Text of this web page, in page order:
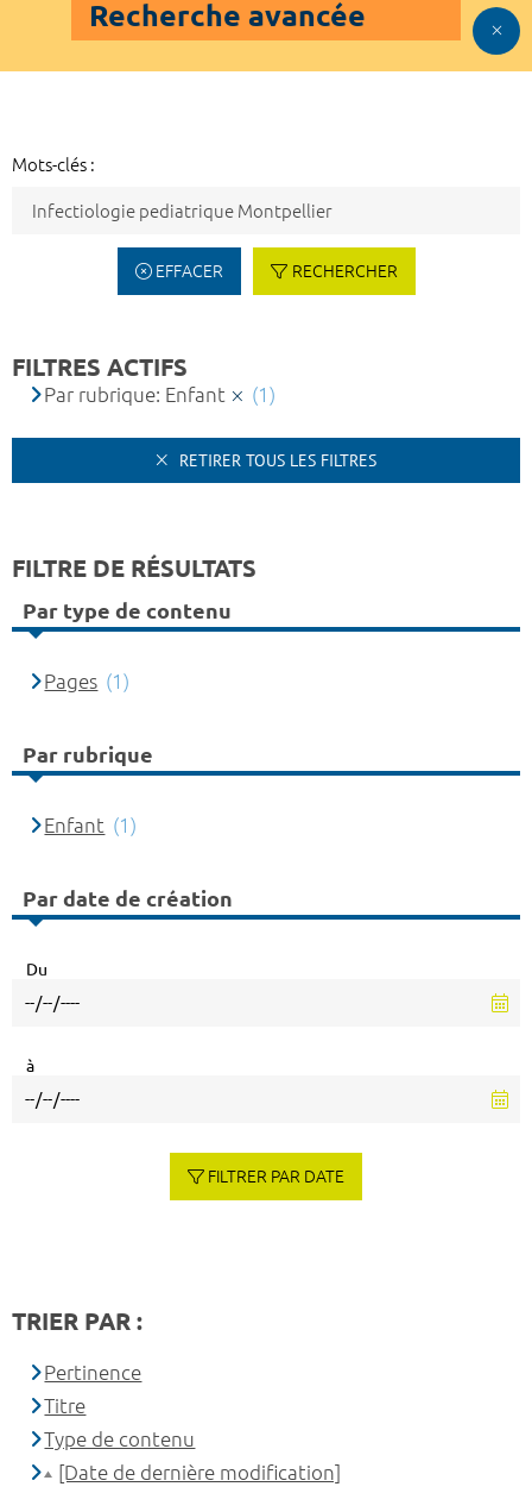
Recherche avancée
Mots-clés :
EFFACER RECHERCHER
FILTRES ACTIFS
Par rubrique: Enfant (1)
RETIRER TOUS LES FILTRES
FILTRE DE RÉSULTATS
Par type de contenu
Pages (1)
Par rubrique
Enfant (1)
Par date de création
Du
à
FILTRER PAR DATE
TRIER PAR :
Pertinence
Titre
Type de contenu
[Date de dernière modification]